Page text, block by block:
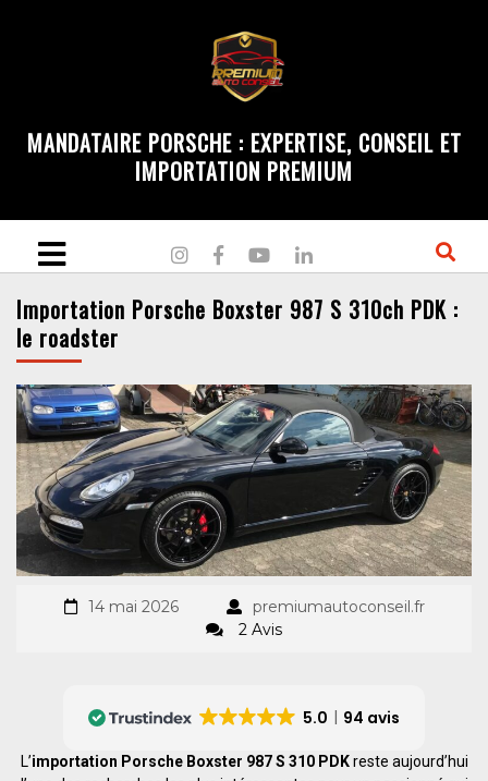
MANDATAIRE PORSCHE : EXPERTISE, CONSEIL ET
IMPORTATION PREMIUM
Importation Porsche Boxster 987 S 310ch PDK :
le roadster
14 mai 2026
premiumautoconseil.fr
2 Avis
5.0 94 avis
L’importation Porsche Boxster 987 S 310 PDKreste aujourd’hui